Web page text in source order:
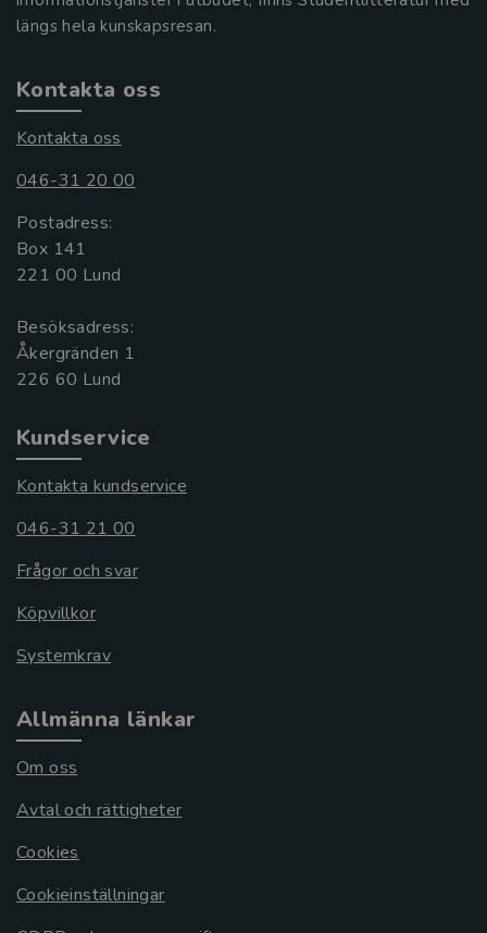
längs hela kunskapsresan.
Kontakta oss
Kontakta oss
046-31 20 00
Postadress:
Box 141
221 00 Lund
Besöksadress:
Åkergränden 1
Kundservice
Kontakta kundservice
046-31 21 00
Frågor och svar
Köpvillkor
Systemkrav
Allmänna länkar
Om oss
Avtal och rättigheter
Cookies
Cookieinställningar